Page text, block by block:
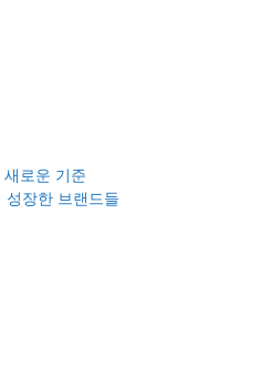
로운 기준
성장한 브랜드들